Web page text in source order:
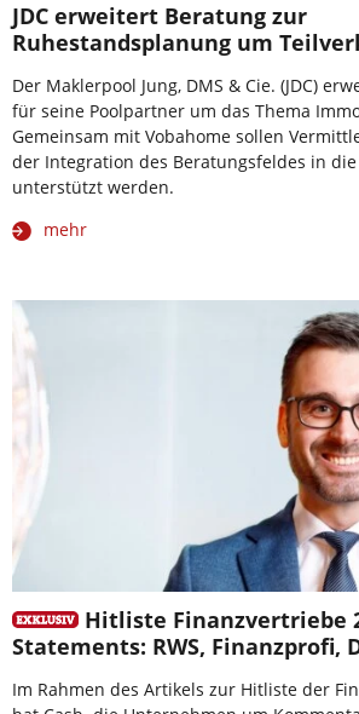
JDC erweitert Beratung zur
Ruhestandsplanung um
Der Maklerpool Jung, DMS & Cie. (JDC)
für seine Poolpartner um das Thema
Gemeinsam mit Vobahome sollen
der Integration des Beratungsfeldes in
unterstützt werden.
mehr
Hitliste Finanzvertriebe
Statements: RWS, Finanzprofi,
Im Rahmen des Artikels zur Hitliste der